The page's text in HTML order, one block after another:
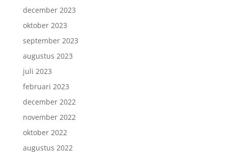
december 2023
oktober 2023
september 2023
augustus 2023
juli 2023
februari 2023
december 2022
november 2022
oktober 2022
augustus 2022